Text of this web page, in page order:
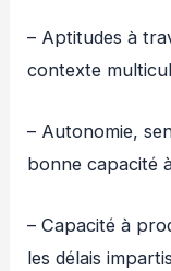
– Aptitudes à
contexte
– Autonomie,
bonne capacité
– Capacité à
les délais